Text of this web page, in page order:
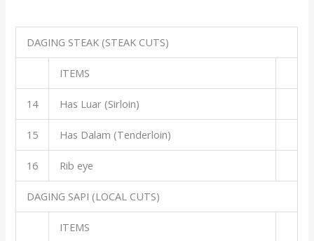
DAGING STEAK (STEAK CUTS)
ITEMS
14 Has Luar (Sirloin)
15 Has Dalam (Tenderloin)
16 Rib eye
DAGING SAPI (LOCAL CUTS)
ITEMS